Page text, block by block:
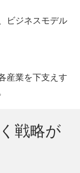
ビジネスモデル
産業を下支えす
戦略が